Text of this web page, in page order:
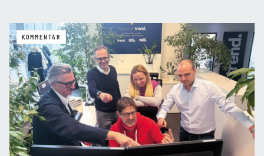
KOMMENTAR